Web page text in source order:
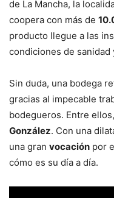
de La Mancha, la
coopera con más de
producto llegue a las
condiciones de sanidad
Sin duda, una bodega
gracias al impecable
bodegueros. Entre
González. Con una
una gran vocación por
cómo es su día a día.